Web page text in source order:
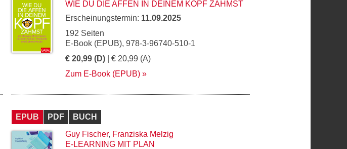
WIE DU DIE AFFEN IN DEINEM KOPF ZÄHMST
Erscheinungstermin: 11.09.2025
192 Seiten
E-Book (EPUB), 978-3-96740-510-1
€ 20,99 (D) | € 20,99 (A)
Zum E-Book (EPUB)
EPUB PDF
BUCH
Guy Fischer, Franziska Melzig
E-LEARNING MIT PLAN